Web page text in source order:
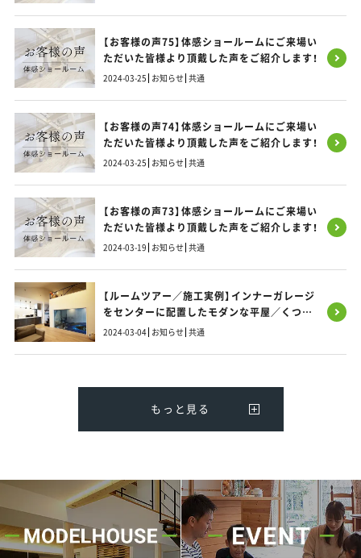
【お客様の声75】体感ショールームにご来場い
ただいた皆様より頂戴した声をご紹介します！
2024-03-25 お知らせ 共通
【お客様の声74】体感ショールームにご来場い
ただいた皆様より頂戴した声をご紹介します！
2024-03-25 お知らせ 共通
【お客様の声73】体感ショールームにご来場い
ただいた皆様より頂戴した声をご紹介します！
2024-03-19 お知らせ 共通
【ルームツアー／施工実例】インナーガレージ
をセンターに配置したモダンな平屋／くつろ
ぎのリビングから愛車を愛でる理想のLDK
2024-03-04 お知らせ 共通
もっと見る